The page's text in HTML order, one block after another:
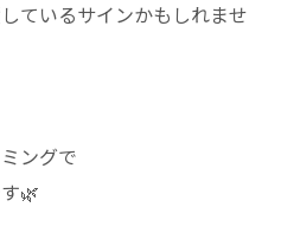
ているサインかもしれませ
ングで
🌿